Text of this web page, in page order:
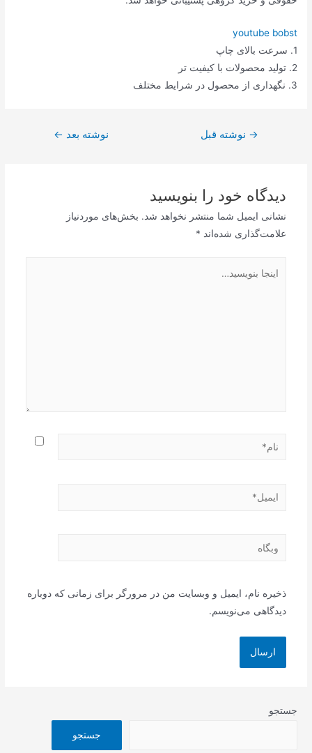
youtube bobst
1. سرعت بالای چاپ
2. تولید محصولات با کیفیت تر
3. نگهداری از محصول در شرایط مختلف
راهبری→ نوشته قبل نوشته بعد ←
دیدگاه‌ خود را بنویسید
نشانی ایمیل شما منتشر نخواهد شد. بخش‌های موردنیاز
علامت‌گذاری شده‌اند *
بنویسید…
نام*
ایمیل*
وبگاه
ذخیره نام، ایمیل و وبسایت من در مرورگر برای زمانی که دوباره
دیدگاهی می‌نویسم.
جستجو
جستجو